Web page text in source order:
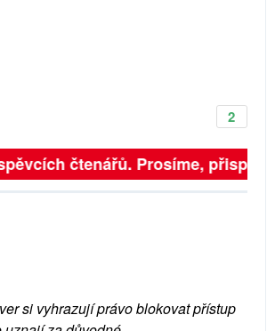
2
čtenářů. Prosíme, přispějte. ➥
si vyhrazují právo blokovat přístup